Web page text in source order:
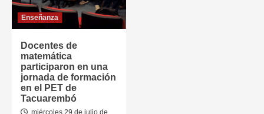
Enseñanza
Docentes de
matemática
participaron en una
jornada de formación
en el PET de
Tacuarembó
miércoles 29 de julio de